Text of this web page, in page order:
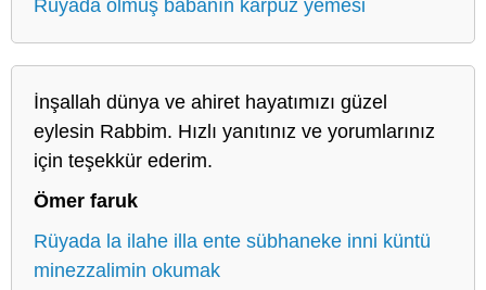
Rüyada ölmüş babanın karpuz yemesi
İnşallah dünya ve ahiret hayatımızı güzel
eylesin Rabbim. Hızlı yanıtınız ve yorumlarınız
için teşekkür ederim.
Ömer faruk
Rüyada la ilahe illa ente sübhaneke inni küntü
minezzalimin okumak